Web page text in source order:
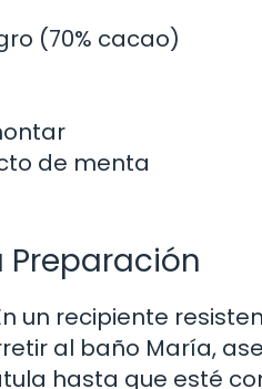
(70% cacao)
de menta
un recipiente
al baño María,
hasta que esté